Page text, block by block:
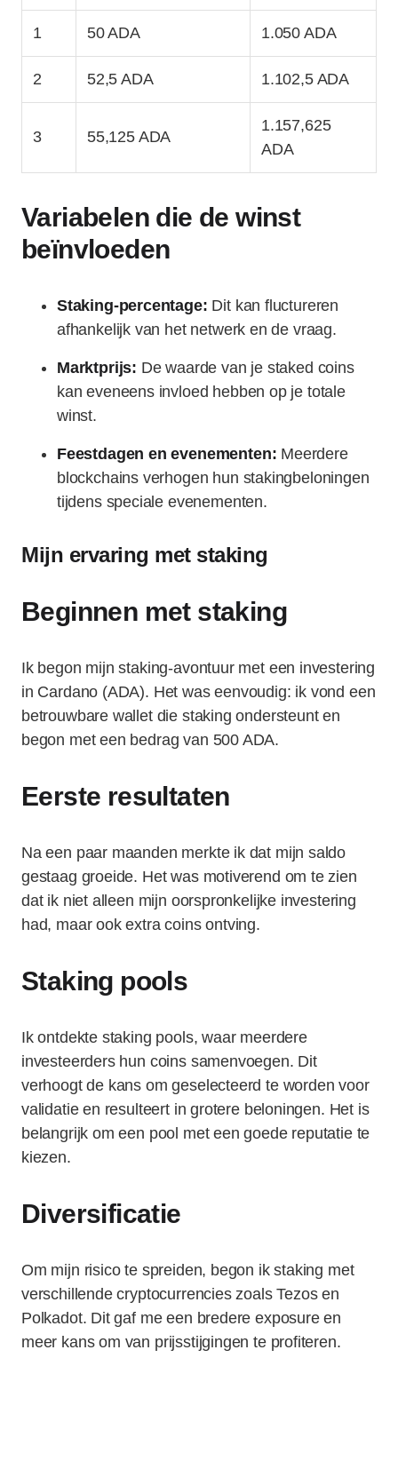
1 50 ADA 1.050 ADA
2 52,5 ADA 1.102,5 ADA
3 55,125 ADA
1.157,625
ADA
Variabelen die de winst
beïnvloeden
Staking-percentage: Dit kan fluctureren
afhankelijk van het netwerk en de vraag.
Marktprijs: De waarde van je staked coins
kan eveneens invloed hebben op je totale
winst.
Feestdagen en evenementen: Meerdere
blockchains verhogen hun stakingbeloningen
tijdens speciale evenementen.
Mijn ervaring met staking
Beginnen met staking
Ik begon mijn staking-avontuur met een investering
in Cardano (ADA). Het was eenvoudig: ik vond een
betrouwbare wallet die staking ondersteunt en
begon met een bedrag van 500 ADA.
Eerste resultaten
Na een paar maanden merkte ik dat mijn saldo
gestaag groeide. Het was motiverend om te zien
dat ik niet alleen mijn oorspronkelijke investering
had, maar ook extra coins ontving.
Staking pools
Ik ontdekte staking pools, waar meerdere
investeerders hun coins samenvoegen. Dit
verhoogt de kans om geselecteerd te worden voor
validatie en resulteert in grotere beloningen. Het is
belangrijk om een pool met een goede reputatie te
kiezen.
Diversificatie
Om mijn risico te spreiden, begon ik staking met
verschillende cryptocurrencies zoals Tezos en
Polkadot. Dit gaf me een bredere exposure en
meer kans om van prijsstijgingen te profiteren.